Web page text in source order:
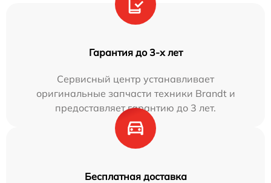
Гарантия до 3-х лет
Сервисный центр устанавливает
оригинальные запчасти техники Brandt и
предоставляет гарантию до 3 лет.
Бесплатная доставка